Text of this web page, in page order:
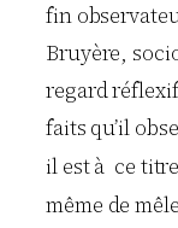
fin
Bruyère,
regard
faits qu’il
il est à ce
même de